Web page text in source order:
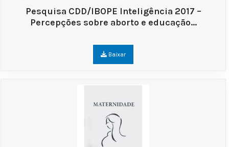
Pesquisa CDD/IBOPE Inteligência 2017 –
Percepções sobre aborto e educação...
Baixar